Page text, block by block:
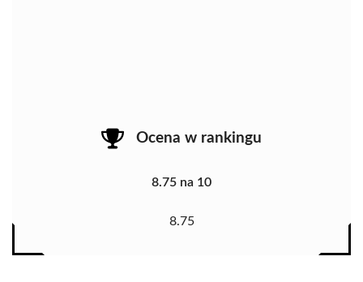
Ocena w rankingu
8.75 na 10
8.75